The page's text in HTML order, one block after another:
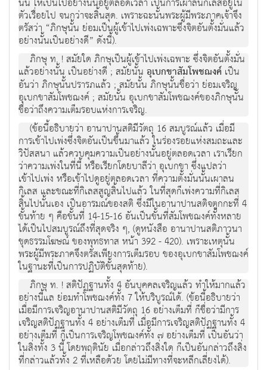
ตัวเรื่อยไป จนกว่าจะสิ้นสุด. เพราะฉะนั้นพระผู้มีพระภาคเจ้าจึง
ตรัสว่า “ภิกษุนั้น ย่อมเป็นผู้เข้าไปเพ่งเฉพาะซึ่งจิตอันตั้งมั่นแล้ว
อย่างนั้นเป็นอย่างดี” ดังนี้).
ภิกษุ ท. ! สมัยใด ภิกษุเป็นผู้เข้าไปเพ่งเฉพาะ ซึ่งจิตอันตั้งมั่น
แล้วอย่างนั้น เป็นอย่างดี ; สมัยนั้น อุเบกขาสัมโพชฌงค์ เป็น
อันว่า ภิกษุนั้นปรารภแล้ว ; สมัยนั้น ภิกษุนั้นชื่อว่า ย่อมเจริญ
อุเบกขาสัมโพชฌงค์ ; สมัยนั้น อุเบกขาสัมโพชฌงค์ของภิกษุนั้น
ชื่อว่าถึงความเต็มรอบแห่งการเจริญ.
(ข้อนี้อธิบายว่า อานาปานสติมีวัตถุ 16 สมบูรณ์แล้ว เมื่อมี
การเข้าไปเพ่งซึ่งจิตอันเป็นขึ้นมาแล้ว ในร่องรอยแห่งสมถะและ
วิปัสสนา แล้วควบคุมความเป็นอย่างนั้นอยู่ตลอดเวลา เราเรียก
ว่าความเพ่งในที่นี้ หรือเรียกโดยบาลีว่า อุเบกขา ซึ่งแปลว่า
เข้าไปเพ่ง หรือเข้าไปดูอยู่ตลอดเวลา ที่ความตั้งมั่นนั้นเผาลน
กิเลส และขณะที่กิเลสสูญสิ้นไปแล้ว ในที่สุดก็เพ่งความที่กิเลส
สิ้นไปนั้นเอง เป็นอารมณ์ของสติ ซึ่งมีในอานาปานสติจตุกกะที่ 4
ขั้นท้าย ๆ คือขั้นที่ 14-15-16 อันเป็นขั้นที่สัมโพชฌงค์ทั้งหลาย
ได้เป็นไปสมบูรณ์ถึงที่สุดจริง ๆ, (ดูหนังสือ อานาปานสติภาวนา
ชุดธรรมโฆษณ์ ของพุทธทาส หน้า 392 - 420). เพราะเหตุนั้น
พระผู้มีพระภาคจึงตรัสเพียงการเต็มรอบ ของอุเบกขาสัมโพชฌงค์
ในฐานะที่เป็นการปฏิบัติขั้นสุดท้าย).
ภิกษุ ท. ! สติปัฏฐานทั้ง 4 อันบุคคลเจริญแล้ว ทำให้มากแล้ว
อย่างนี้แล ย่อมทำโพชฌงค์ทั้ง 7 ให้บริบูรณ์ได้. (ข้อนี้อธิบายว่า
เมื่อมีการเจริญอานาปานสติมีวัตถุ 16 อย่างเต็มที่ ก็ชื่อว่ามีการ
เจริญสติปัฏฐานทั้ง 4 อย่างเต็มที่ เมื่อมีการเจริญสติปัฏฐานทั้ง 4
อย่างเต็มที่ ก็เป็นการเจริญโพชฌงค์ทั้ง ๗ อย่างเต็มที่ เป็นอันว่า
ในสิ่งทั้ง 3 นี้ โดยพฤตินัย เมื่อกล่าวถึงสิ่งใด ก็เป็นอันกล่าวถึงสิ่ง
ที่กล่าวแล้วทั้ง 2 ที่เหลือด้วย โดยไม่มีทางที่จะหลีกเลี่ยงได้).